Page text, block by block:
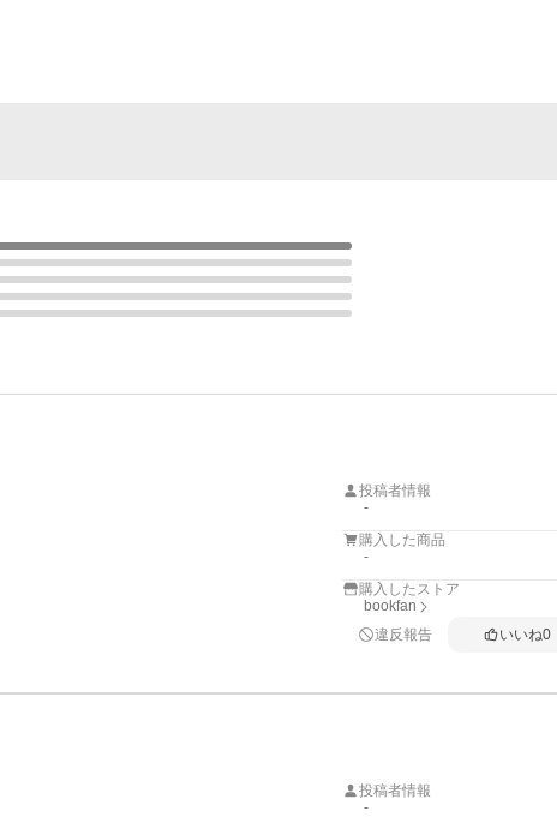
投稿者情報
-
購入した商品
-
購入したストア
bookfan
違反報告
いいね0
投稿者情報
-